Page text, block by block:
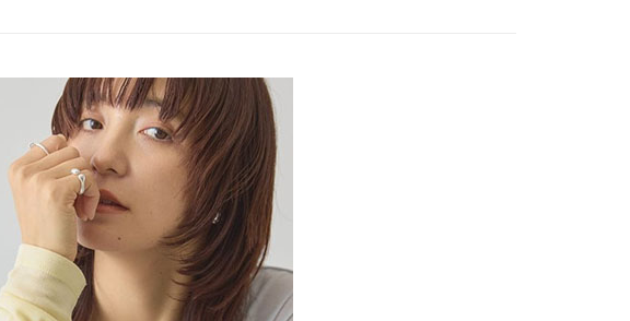
帳／街口支付／iPASS MONEY」等通路繳費。
【注意事項】
1.本服務係由「台灣大哥大股份有限公司」（以下簡稱本公司）所提供，讓
用戶於交易時，得透過本服務購買商品或服務，並由商店將買賣／分期付
款買賣價金債權讓與本公司後，依約使用本公司帳單繳交帳款。
2.基於同意付款使用「大哥付你分期」之契約關係目的，商店將以您的個人
資料（包含姓名、電話或地址）提供予台灣大哥大進項蒐集、處理及利
用，由本公司與您本人進行分期帳單所需資料之確認、核對及更正。
3.完整用戶服務條款，請詳閱以下連結：
付」結帳頁面，進行簡訊認證並確認金額後，即可完成結帳。
２．訂單成立數日內，您將收到繳費通知簡訊。
３．收到繳費通知簡訊後14天內，點擊此簡訊中的連結，可透過四大超商
／ATM／網路銀行／等多元方式進行付款，方視為交易完成。
※ 請注意：結帳手續完成當下不需立刻繳費，但若您需要取消訂單，請聯
絡購買商品的店家。未經商家同意取消之訂單仍視為有效，需透過AFTEE
先享後付繳納相關費用。
※ 交易是否成功請以「AFTEE先享後付 」之結帳頁面顯示為準，若有關於
是否繳費成功／繳費後需取消欲退款等相關疑問，請聯繫「AFTEE先享後
付客戶支援中心」https://netprotections.freshdesk.com/support/home
【注意事項】
１．透過由恩沛科技股份有限公司提供之「AFTEE先享後付」服務完成之
全家純取貨
每筆NT$60，滿NT$388(含以上)免運費
萊爾富取貨付款
每筆NT$60，滿NT$888(含以上)免運費
萊爾富純取貨
每筆NT$60，滿NT$888(含以上)免運費
7-11取貨付款
SALE ITEMS 單筆滿$1800抵$200、滿$2800抵$400